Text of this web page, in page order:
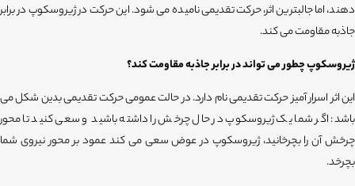
دهند، اما جالبترین اثر، حرکت تقدیمی نامیده می شود. این حرکت در ژیروسکوپ در برابر
جاذبه مقاومت می کند.
ژیروسکوپ چطور می تواند در برابر جاذبه مقاومت کند؟
این اثر اسرار آمیز حرکت تقدیمی نام دارد. در حالت عمومی حرکت تقدیمی بدین شکل می
باشد: اگر شما یک ژیروسکوپ در حال چرخش را داشته باشید و سعی کنید تا محور
چرخش آن را بچرخانید، ژیروسکوپ در عوض سعی می کند عمود بر محور نیروی شما
بچرخد.